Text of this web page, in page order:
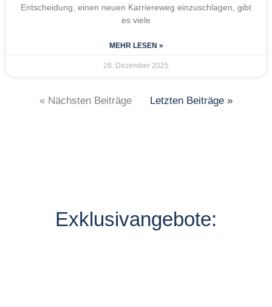
Entscheidung, einen neuen Karriereweg einzuschlagen, gibt
es viele
MEHR LESEN »
28. Dezember 2025
« Nächsten Beiträge Letzten Beiträge »
Exklusivangebote: